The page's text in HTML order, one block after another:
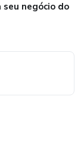
negócio do